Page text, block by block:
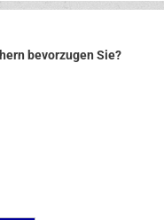
bevorzugen Sie?